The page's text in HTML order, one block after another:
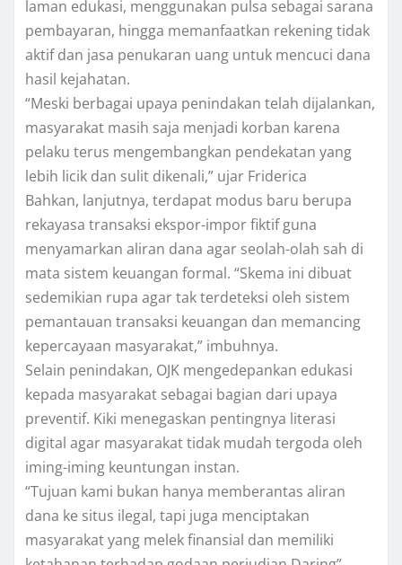
laman edukasi, menggunakan pulsa sebagai sarana
pembayaran, hingga memanfaatkan rekening tidak
aktif dan jasa penukaran uang untuk mencuci dana
hasil kejahatan.
“Meski berbagai upaya penindakan telah dijalankan,
masyarakat masih saja menjadi korban karena
pelaku terus mengembangkan pendekatan yang
lebih licik dan sulit dikenali,” ujar Friderica
Bahkan, lanjutnya, terdapat modus baru berupa
rekayasa transaksi ekspor-impor fiktif guna
menyamarkan aliran dana agar seolah-olah sah di
mata sistem keuangan formal. “Skema ini dibuat
sedemikian rupa agar tak terdeteksi oleh sistem
pemantauan transaksi keuangan dan memancing
kepercayaan masyarakat,” imbuhnya.
Selain penindakan, OJK mengedepankan edukasi
kepada masyarakat sebagai bagian dari upaya
preventif. Kiki menegaskan pentingnya literasi
digital agar masyarakat tidak mudah tergoda oleh
iming-iming keuntungan instan.
“Tujuan kami bukan hanya memberantas aliran
dana ke situs ilegal, tapi juga menciptakan
masyarakat yang melek finansial dan memiliki